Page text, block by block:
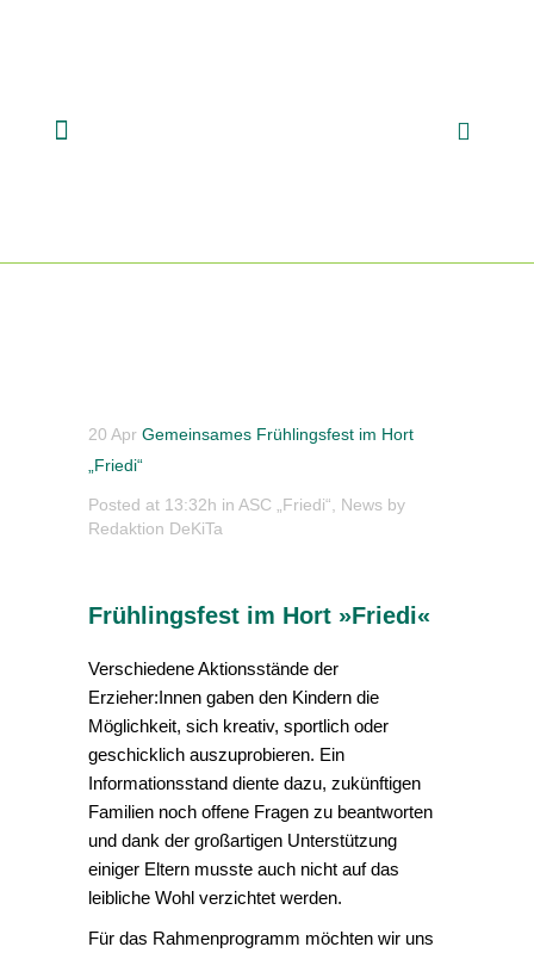
20 Apr Gemeinsames Frühlingsfest im Hort
„Friedi“
Posted at 13:32h in ASC „Friedi“ News by
Redaktion DeKiTa
Frühlingsfest im Hort »Friedi«
Verschiedene Aktionsstände der
Erzieher:Innen gaben den Kindern die
Möglichkeit, sich kreativ, sportlich oder
geschicklich auszuprobieren. Ein
Informationsstand diente dazu, zukünftigen
Familien noch offene Fragen zu beantworten
und dank der großartigen Unterstützung
einiger Eltern musste auch nicht auf das
leibliche Wohl verzichtet werden.
Für das Rahmenprogramm möchten wir uns